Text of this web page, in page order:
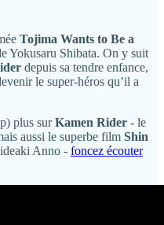
Tojima Wants to Be a
Yokusaru Shibata. On y suit
depuis sa tendre enfance,
le super-héros qu’il a
plus surKamen Rider - le
aussi le superbe film Shin
Anno - foncez écouter